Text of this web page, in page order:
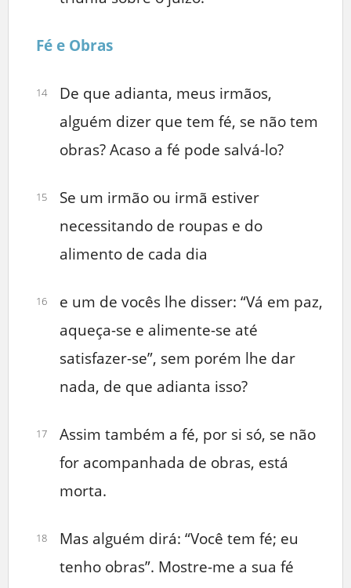
Fé e Obras
14
De que adianta, meus irmãos,
alguém dizer que tem fé, se não tem
obras? Acaso a fé pode salvá-lo?
15
Se um irmão ou irmã estiver
necessitando de roupas e do
alimento de cada dia
16
e um de vocês lhe disser: “Vá em paz,
aqueça-se e alimente-se até
satisfazer-se”, sem porém lhe dar
nada, de que adianta isso?
17
Assim também a fé, por si só, se não
for acompanhada de obras, está
morta.
18
Mas alguém dirá: “Você tem fé; eu
tenho obras”. Mostre-me a sua fé